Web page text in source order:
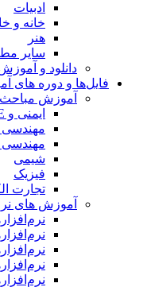
ادبیات
خانه و
هنر
سایر
دانلود و
فایل‌ها و دوره های
آموزش
ایمنی و HSE
مهندسی
شیمی
فیزیک
تجارت
آموزش های